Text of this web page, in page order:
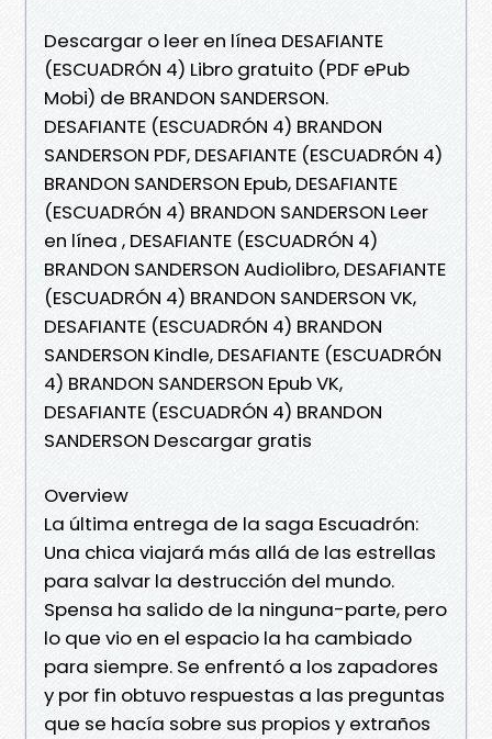
Descargar o leer en línea DESAFIANTE
(ESCUADRÓN 4) Libro gratuito (PDF ePub
Mobi) de BRANDON SANDERSON.
DESAFIANTE (ESCUADRÓN 4) BRANDON
SANDERSON PDF, DESAFIANTE (ESCUADRÓN 4)
BRANDON SANDERSON Epub, DESAFIANTE
(ESCUADRÓN 4) BRANDON SANDERSON Leer
en línea , DESAFIANTE (ESCUADRÓN 4)
BRANDON SANDERSON Audiolibro, DESAFIANTE
(ESCUADRÓN 4) BRANDON SANDERSON VK,
DESAFIANTE (ESCUADRÓN 4) BRANDON
SANDERSON Kindle, DESAFIANTE (ESCUADRÓN
4) BRANDON SANDERSON Epub VK,
DESAFIANTE (ESCUADRÓN 4) BRANDON
SANDERSON Descargar gratis
Overview
La última entrega de la saga Escuadrón:
Una chica viajará más allá de las estrellas
para salvar la destrucción del mundo.
Spensa ha salido de la ninguna-parte, pero
lo que vio en el espacio la ha cambiado
para siempre. Se enfrentó a los zapadores
y por fin obtuvo respuestas a las preguntas
que se hacía sobre sus propios y extraños